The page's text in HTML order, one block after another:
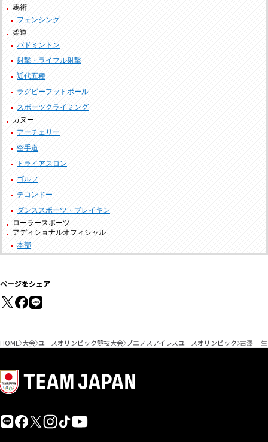
馬術
フェンシング
柔道
バドミントン
射撃・ライフル射撃
近代五種
ラグビーフットボール
スポーツクライミング
カヌー
アーチェリー
空手道
トライアスロン
ゴルフ
テコンドー
ダンススポーツ・ブレイキン
ローラースポーツ
アディショナルオフィシャル
本部
ページをシェア
HOME 大会 ユースオリンピック競技大会 ブエノスアイレスユースオリンピック 古澤 一